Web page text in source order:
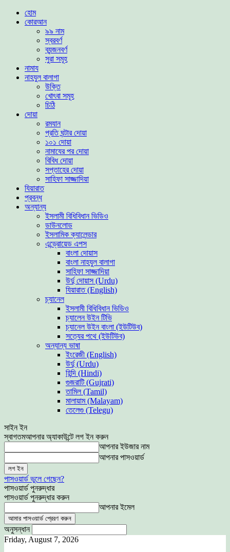
হোম
কোরআন
৯৯ নাম
স্বরবর্ণ
ব্যন্জনবর্ণ
সুরা সমূহ
নামায
নাহযুল বালাগা
উক্তি
খোৎবা সমূহ
চিঠি
দোয়া
রমযান
প্রতি ঘন্টার দোয়া
১০১ দোয়া
নামাযের পর দোয়া
বিবিধ দোয়া
সপ্তাহের দোয়া
সাহিফা সাজ্জাদিয়া
যিয়ারাত
প্রবন্ধ
অন্যান্য
ইসলামী বিধিবিধান ভিডিও
ডাউনলোড
ইসলামিক ক্যালেন্ডার
এন্ড্রোয়েড এপস
বাংলা দোয়াস
বাংলা নাহযুল বালাগা
সাহিফা সাজ্জাদিয়া
উর্দু দোয়াস (Urdu)
যিয়ারাত (English)
চ্যানেল
ইসলামী বিধিবিধান ভিডিও
চ্যালেন উইন টিভি
চ্যানেল উইন বাংলা (ইউটিউব)
সত্যের পথে (ইউটিউব)
অন্যান্য ভাষা
ইংরেজী (English)
উর্দু (Urdu)
হিন্দি (Hindi)
গুজরাটি (Gujrati)
তামিল (Tamil)
মালায়াম (Malayam)
তেলেগু (Telegu)
সাইন ইন
স্বাগতমআপনার অ্যাকাউন্টে লগ ইন করুন
আপনার ইউজার নাম
আপনার পাসওয়ার্ড
পাসওয়ার্ড ভুলে গেছেন?
পাসওয়ার্ড পুনরুদ্ধার
পাসওয়ার্ড পুনরুদ্ধার করুন
আপনার ইমেল
অনুসন্ধান
Friday, August 7, 2026